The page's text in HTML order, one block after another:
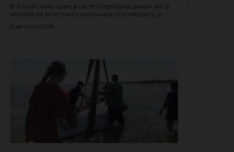
В Алтайском крае в селе Павловка дикая лиса
напала на 6‑летнего мальчика, гостившего у...
5 августа 2026